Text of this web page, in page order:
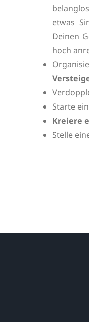
etwas
Deinen
hoch
Starte
Kreiere
Stelle